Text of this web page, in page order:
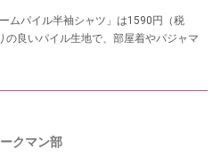
ムパイル半袖シャツ」は1590円（税
良いパイル生地で、部屋着やパジャマ
クマン部